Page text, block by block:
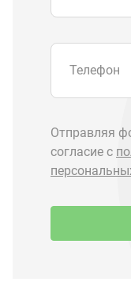
Запчасти Урал
Запчасти Камаз
Спецпредложения